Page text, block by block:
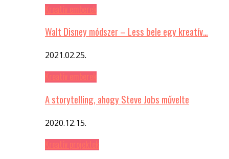
Walt Disney módszer – Less bele egy kreatív…
2021.02.25.
A storytelling, ahogy Steve Jobs művelte
2020.12.15.